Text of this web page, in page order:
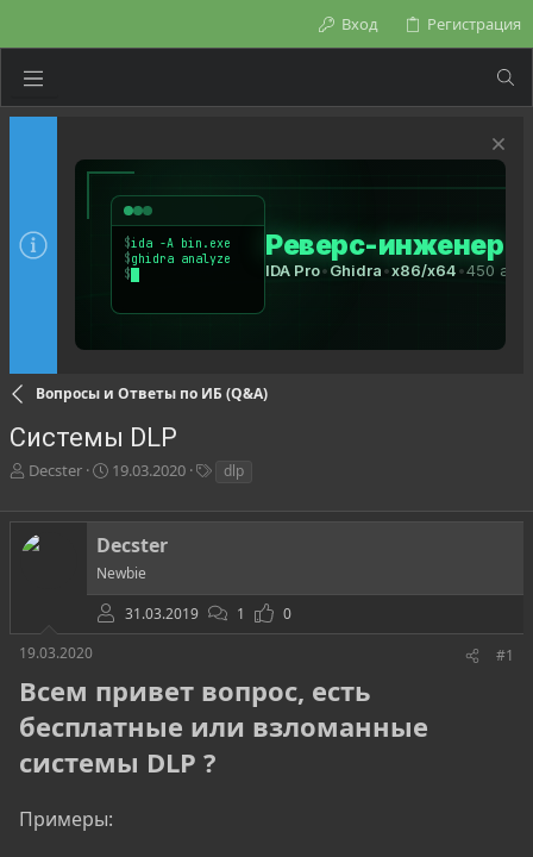
Вход Регистрация
Вопросы и Ответы по ИБ (Q&A)
Системы DLP
А
т
о
р
ы
Decster
Д
т
н
а
ч
а
л
19.03.2020
г
dlp
Decster
Newbie
31.03.2019
1
0
19.03.2020
#1
Всем привет вопрос, есть
бесплатные или взломанные
системы DLP ?
Примеры: